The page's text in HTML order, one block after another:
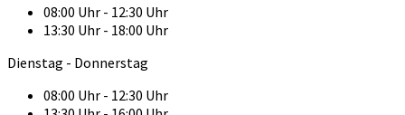
08:00 Uhr - 12:30 Uhr
13:30 Uhr - 18:00 Uhr
Dienstag - Donnerstag
08:00 Uhr - 12:30 Uhr